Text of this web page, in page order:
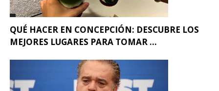
QUÉ HACER EN CONCEPCIÓN: DESCUBRE LOS
MEJORES LUGARES PARA TOMAR ...